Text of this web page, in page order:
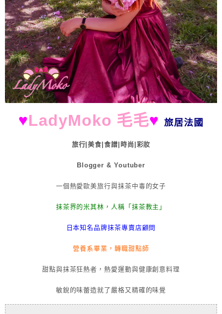
♥LadyMoko 毛毛♥ 旅居法國
旅行|美食|食譜|時尚|彩妝
Blogger & Youtuber
一個熱愛歐美旅行與抹茶中毒的女子
抹茶界的米其林，人稱「抹茶教主」
日本知名品牌抹茶專賣店顧問
營養系畢業，轉職甜點師
甜點與抹茶狂熱者，熱愛運動與健康創意料理
敏銳的味蕾造就了嚴格又精確的味覺